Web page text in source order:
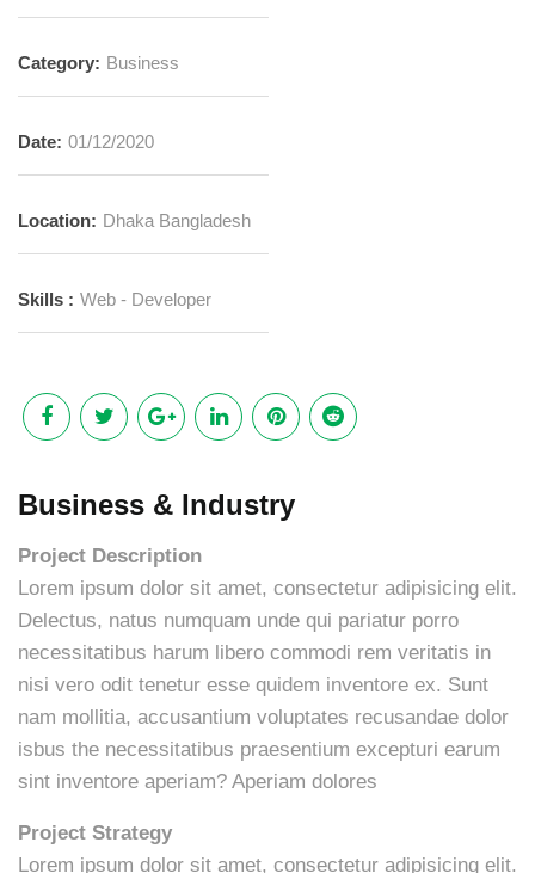
Category: Business
Date: 01/12/2020
Location: Dhaka Bangladesh
Skills : Web - Developer
Business & Industry
Project Description
Lorem ipsum dolor sit amet, consectetur adipisicing elit.
Delectus, natus numquam unde qui pariatur porro
necessitatibus harum libero commodi rem veritatis in
nisi vero odit tenetur esse quidem inventore ex. Sunt
nam mollitia, accusantium voluptates recusandae dolor
isbus the necessitatibus praesentium excepturi earum
sint inventore aperiam? Aperiam dolores
Project Strategy
Lorem ipsum dolor sit amet, consectetur adipisicing elit.